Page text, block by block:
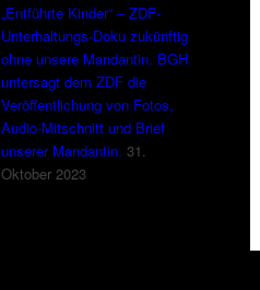
„Entführte Kinder“ – ZDF-
Unterhaltungs-Doku zukünftig
ohne unsere Mandantin. BGH
untersagt dem ZDF die
Veröffentlichung von Fotos,
Audio-Mitschnitt und Brief
unserer Mandantin. 31.
Oktober 2023